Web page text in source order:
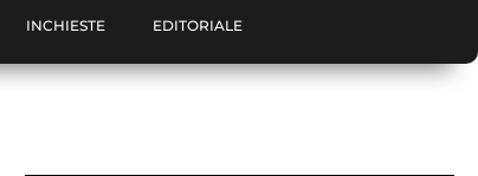
INCHIESTE EDITORIALE